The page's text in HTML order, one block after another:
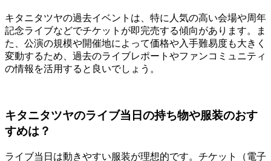
キタニタツヤの過去イベントは、特に人気の高い会場や周年
記念ライブなどでチケットが即完売する傾向があります。ま
た、公演の規模や開催地によって価格や入手難易度も大きく
変動するため、過去のライブレポートやファンコミュニティ
の情報を活用すると良いでしょう。
キタニタツヤのライブ当日の持ち物や服装のおす
すめは？
ライブ当日は動きやすい服装が理想的です。チケット（電子